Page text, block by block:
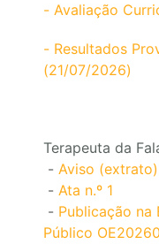
- Avaliação
- Resultados
(21/07/2026)
Terapeuta da
- Aviso
- Ata n.º 1
- Publicação na
Público